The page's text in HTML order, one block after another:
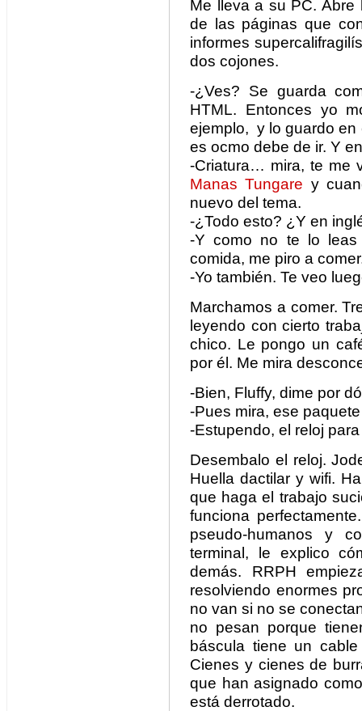
Me lleva a su PC.
de las páginas que
informes
dos cojones.
-¿Ves? Se guarda
HTML. Entonces yo
ejemplo, y lo guardo en
es ocmo debe de ir. Y
-Criatura… mira, te me
Manas Tungare y
nuevo del tema.
-¿Todo esto? ¿Y en
-Y como no te lo leas
comida, me piro a
-Yo también. Te veo
Marchamos a comer.
leyendo con cierto
chico. Le pongo un
por él. Me mira
-Bien, Fluffy, dime por
-Pues mira, ese
-Estupendo, el reloj
Desembalo el reloj.
Huella dactilar y wifi.
que haga el trabajo
funciona
pseudo-humanos y
terminal, le explico
demás. RRPH
resolviendo enormes
no van si no se
no pesan porque
báscula tiene un
Cienes y cienes de
que han asignado
está derrotado.